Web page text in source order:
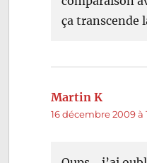
ça transcende
Martin K
16 décembre 2009 à